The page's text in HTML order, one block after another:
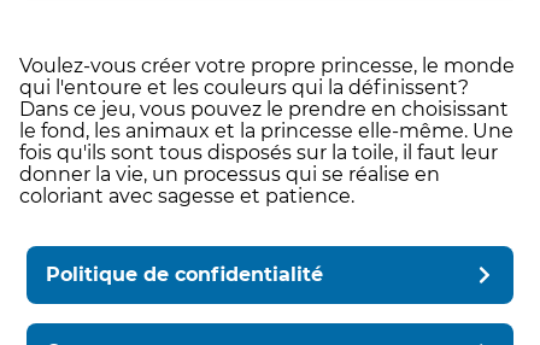
Voulez-vous créer votre propre princesse, le monde
qui l'entoure et les couleurs qui la définissent?
Dans ce jeu, vous pouvez le prendre en choisissant
le fond, les animaux et la princesse elle-même. Une
fois qu'ils sont tous disposés sur la toile, il faut leur
donner la vie, un processus qui se réalise en
coloriant avec sagesse et patience.
Politique de confidentialité